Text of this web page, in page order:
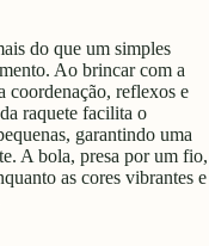
do que um simples
Ao brincar com a
coordenação, reflexos e
raquete facilita o
garantindo uma
A bola, presa por um fio,
as cores vibrantes e